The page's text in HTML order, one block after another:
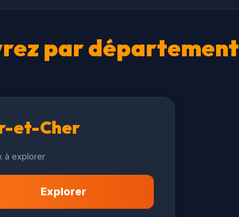
par département
et-Cher
à explorer
Explorer